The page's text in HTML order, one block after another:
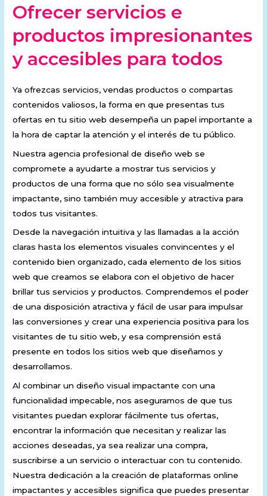
Ofrecer servicios e
productos impresionantes
y accesibles para todos
Ya ofrezcas servicios, vendas productos o compartas
contenidos valiosos, la forma en que presentas tus
ofertas en tu sitio web desempeña un papel importante a
la hora de captar la atención y el interés de tu público.
Nuestra agencia profesional de diseño web se
compromete a ayudarte a mostrar tus servicios y
productos de una forma que no sólo sea visualmente
impactante, sino también muy accesible y atractiva para
todos tus visitantes.
Desde la navegación intuitiva y las llamadas a la acción
claras hasta los elementos visuales convincentes y el
contenido bien organizado, cada elemento de los sitios
web que creamos se elabora con el objetivo de hacer
brillar tus servicios y productos. Comprendemos el poder
de una disposición atractiva y fácil de usar para impulsar
las conversiones y crear una experiencia positiva para los
visitantes de tu sitio web, y esa comprensión está
presente en todos los sitios web que diseñamos y
desarrollamos.
Al combinar un diseño visual impactante con una
funcionalidad impecable, nos aseguramos de que tus
visitantes puedan explorar fácilmente tus ofertas,
encontrar la información que necesitan y realizar las
acciones deseadas, ya sea realizar una compra,
suscribirse a un servicio o interactuar con tu contenido.
Nuestra dedicación a la creación de plataformas online
impactantes y accesibles significa que puedes presentar